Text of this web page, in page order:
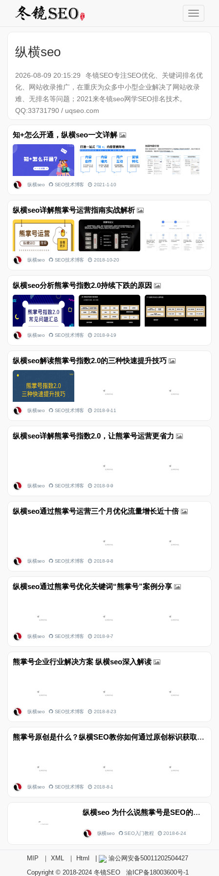
纵横seo
2026-08-09 20:15:29
冬镜SEO专注SEO优化、关键词排名优
化、网站收录推广，在重庆为众多中小型企业解决了网站收录
难、无排名等问题；2021来冬镜seo网学SEO排名技术。
QQ:33731790 / uqseo.com
知+怎么开通，纵横seo一文详解
纵横seo SEO技术博客 2021-1-10
纵横seo详解熊掌号运营指南实战解析
纵横seo SEO技术博客 2018-10-20
纵横seo分析熊掌号指数2.0持续下跌的原因
纵横seo SEO技术博客 2018-9-19
纵横seo解读熊掌号指数2.0的三种快速提升技巧
纵横seo SEO技术博客 2018-9-11
纵横seo详解熊掌号指数2.0，让熊掌号运营更省力
纵横seo SEO技术博客 2018-9-9
纵横seo通过熊掌号运营三个月优化流量增长近十倍
纵横seo SEO技术博客 2018-9-8
纵横seo通过熊掌号优化关键词“熊掌号”案例分享
纵横seo SEO技术博客 2018-9-7
熊掌号企业行业解决方案 纵横seo深入解读
纵横seo SEO技术博客 2018-8-23
熊掌号原创是什么？纵横SEO教你如何通过原创标识获取百度扶持？
纵横seo SEO技术博客 2018-8-1
纵横seo 为什么说熊掌号是SEO的春天
纵横seo SEO入门教程 2018-6-24
MIP ｜ XML ｜ Html
渝公网安备50011202504427
Copyright © 2018-2024 冬镜SEO 渝ICP备18003600号-1